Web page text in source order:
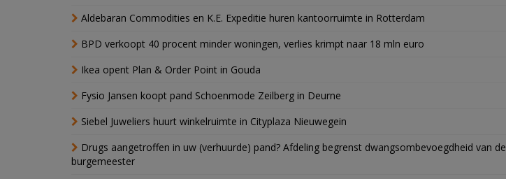
Aldebaran Commodities en K.E. Expeditie huren kantoorruimte in Rotterdam
BPD verkoopt 40 procent minder woningen, verlies krimpt naar 18 mln euro
Ikea opent Plan & Order Point in Gouda
Fysio Jansen koopt pand Schoenmode Zeilberg in Deurne
Siebel Juweliers huurt winkelruimte in Cityplaza Nieuwegein
Drugs aangetroffen in uw (verhuurde) pand? Afdeling begrenst dwangsombevoegdheid van de
burgemeester